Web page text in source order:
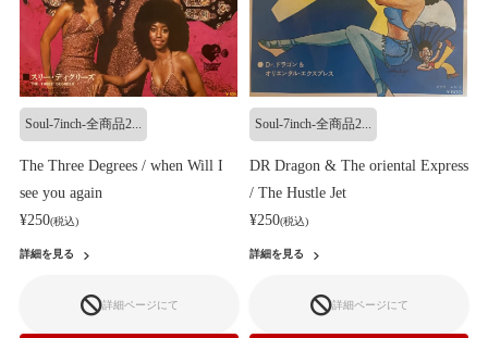
Soul-7inch-全商品2...
The Three Degrees / when Will I
see you again
¥250(税込)
詳細を見る
詳細ページにて
Soul-7inch-全商品2...
DR Dragon & The oriental Express
/ The Hustle Jet
¥250(税込)
詳細を見る
詳細ページにて